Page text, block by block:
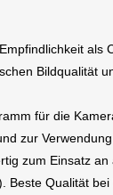
als
Bildqualität
für die
zur
zum Einsatz
Beste Qualität